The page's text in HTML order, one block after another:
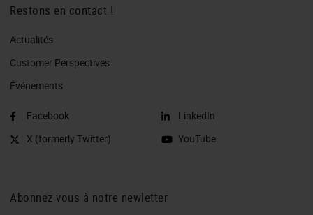
Restons en contact !
Actualités
Customer Perspectives​
Événements
Facebook
X (formerly Twitter)
LinkedIn
YouTube
Abonnez-vous à notre newletter